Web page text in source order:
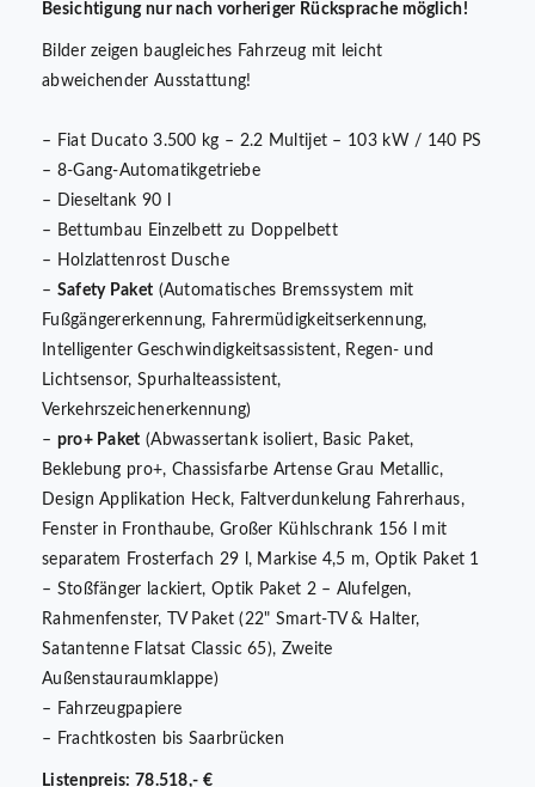
Besichtigung nur nach vorheriger Rücksprache möglich!
Bilder zeigen baugleiches Fahrzeug mit leicht
abweichender Ausstattung!
– Fiat Ducato 3.500 kg – 2.2 Multijet – 103 kW / 140 PS
– 8-Gang-Automatikgetriebe
– Dieseltank 90 l
– Bettumbau Einzelbett zu Doppelbett
– Holzlattenrost Dusche
– Safety Paket (Automatisches Bremssystem mit
Fußgängererkennung, Fahrermüdigkeitserkennung,
Intelligenter Geschwindigkeitsassistent, Regen- und
Lichtsensor, Spurhalteassistent,
Verkehrszeichenerkennung)
– pro+ Paket (Abwassertank isoliert, Basic Paket,
Beklebung pro+, Chassisfarbe Artense Grau Metallic,
Design Applikation Heck, Faltverdunkelung Fahrerhaus,
Fenster in Fronthaube, Großer Kühlschrank 156 l mit
separatem Frosterfach 29 l, Markise 4,5 m, Optik Paket 1
– Stoßfänger lackiert, Optik Paket 2 – Alufelgen,
Rahmenfenster, TV Paket (22" Smart-TV & Halter,
Satantenne Flatsat Classic 65), Zweite
Außenstauraumklappe)
– Fahrzeugpapiere
– Frachtkosten bis Saarbrücken
Listenpreis: 78.518,- €